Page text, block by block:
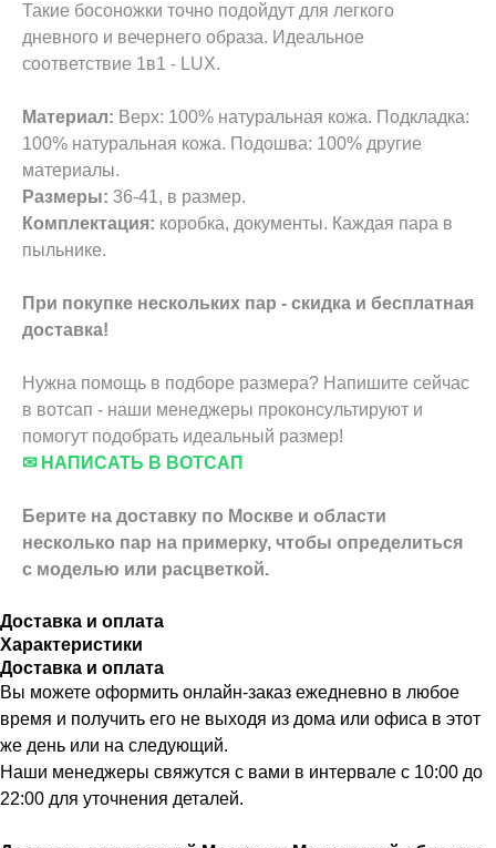
Такие босоножки точно подойдут для легкого
дневного и вечернего образа. Идеальное
соответствие 1в1 - LUX.
Материал: Верх: 100% натуральная кожа. Подкладка:
100% натуральная кожа. Подошва: 100% другие
материалы.
Размеры: 36-41, в размер.
Комплектация: коробка, документы. Каждая пара в
пыльнике.
При покупке нескольких пар - скидка и бесплатная
доставка!
Нужна помощь в подборе размера? Напишите сейчас
в вотсап - наши менеджеры проконсультируют и
помогут подобрать идеальный размер!
✉ НАПИСАТЬ В ВОТСАП
Берите на доставку по Москве и области
несколько пар на примерку, чтобы определиться
с моделью или расцветкой.
Доставка и оплата
Характеристики
Доставка и оплата
Вы можете оформить онлайн-заказ ежедневно в любое
время и получить его не выходя из дома или офиса в этот
же день или на следующий.
Наши менеджеры свяжутся с вами в интервале с 10:00 до
22:00 для уточнения деталей.